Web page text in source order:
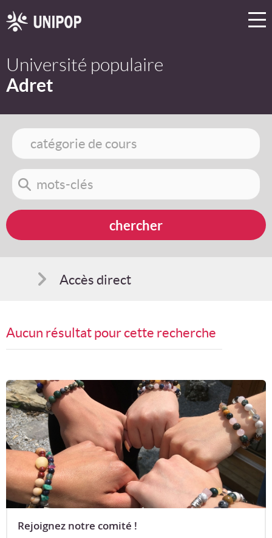
Université populaire
Adret
Accès direct
Suggestions
Programme en PDF
Aucun résultat pour cette recherche
Rejoignez notre comité !